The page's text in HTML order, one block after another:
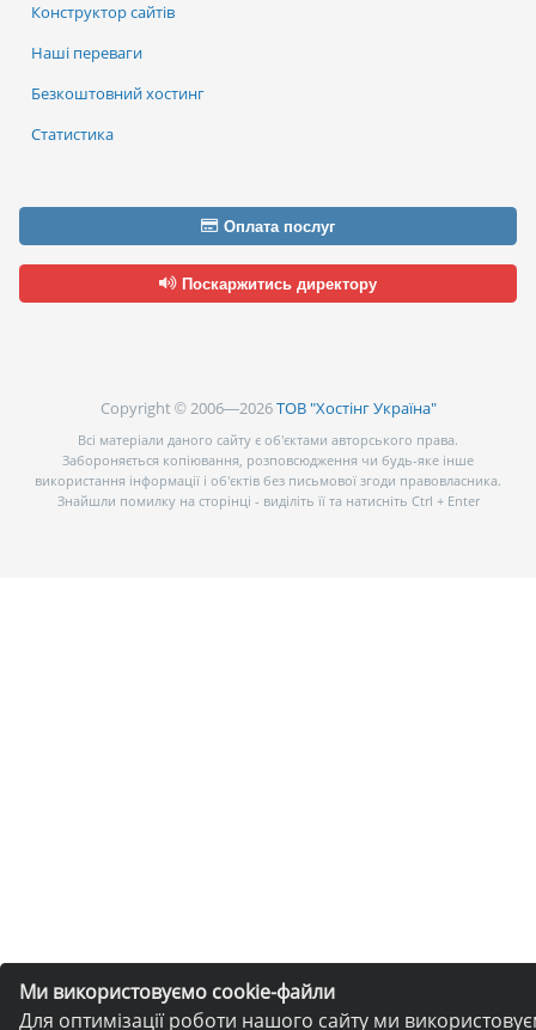
Ми використовуємо cookie-файли
Для оптимізації роботи нашого сайту ми
Конструктор сайтів
Наші переваги
Безкоштовний хостинг
Статистика
Оплата послуг
Поскаржитись директору
Copyright © 2006—2026ТОВ "Хостінг Україна"
Всі матеріали даного сайту є об’єктами авторського права.
Забороняється копіювання, розповсюдження чи будь-яке інше
використання інформації і об’єктів без письмової згоди правовласника.
Знайшли помилку на сторінці - виділіть її та натисніть Ctrl + Enter